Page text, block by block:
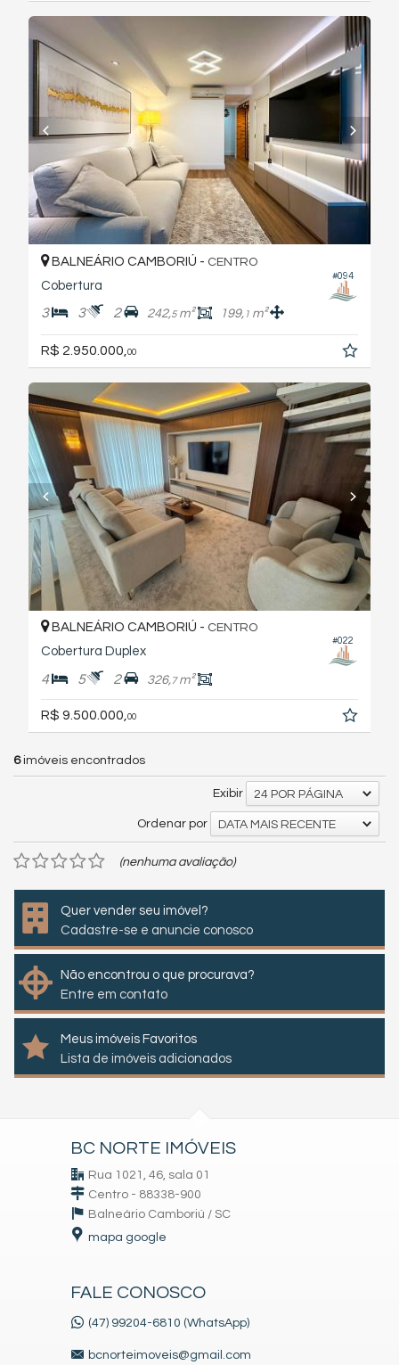
#094
BALNEÁRIO CAMBORIÚ - CENTRO
Cobertura
3 3 2 242,5m² 199, 1 m²
R$ 2.950.000, 00
#022
BALNEÁRIO CAMBORIÚ - CENTRO
Cobertura Duplex
4 5 2 326,7m²
R$ 9.500.000, 00
6imóveis encontrados
Exibir 24 POR PÁGINA
Ordenar por DATA MAIS RECENTE
(nenhuma avaliação)
Quer vender seu imóvel?
Cadastre-se e anuncie conosco
Não encontrou o que procurava?
Entre em contato
Meus imóveis Favoritos
Lista de imóveis adicionados
BC NORTE IMÓVEIS
Rua 1021, 46, sala 01
Centro - 88338-900
Balneário Camboriú / SC
mapa google
FALE CONOSCO
(47) 99204-6810 (WhatsApp)
bcnorteimoveis@gmail.com